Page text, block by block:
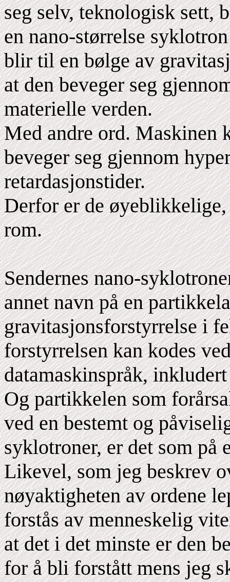
seg selv, teknologisk sett,
en nano-størrelse
blir til en bølge av
at den beveger seg
materielle verden.
Med andre ord. Maskinen
beveger seg gjennom
retardasjonstider.
Derfor er de
rom.
Sendernes nano-
annet navn på en
gravitasjonsforstyrrelse i
forstyrrelsen kan kodes
datamaskinspråk,
Og partikkelen som
ved en bestemt og
syklotroner, er det som på
Likevel, som jeg beskrev
nøyaktigheten av ordene
forstås av menneskelig
at det i det minste er den
for å bli forstått mens jeg